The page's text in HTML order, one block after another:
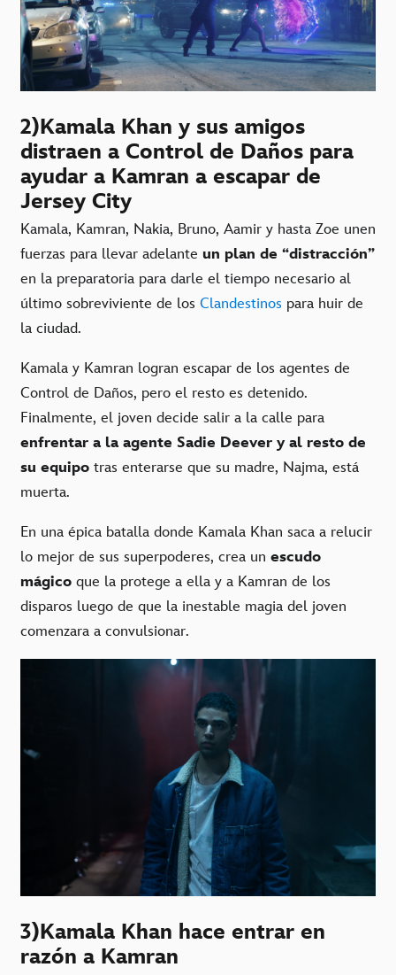
2)Kamala Khan y sus amigos
distraen a Control de Daños para
ayudar a Kamran a escapar de
Jersey City
Kamala, Kamran, Nakia, Bruno, Aamir y hasta Zoe unen
fuerzas para llevar adelante un plan de “distracción”
en la preparatoria para darle el tiempo necesario al
último sobreviviente de los Clandestinos para huir de
la ciudad.
Kamala y Kamran logran escapar de los agentes de
Control de Daños, pero el resto es detenido.
Finalmente, el joven decide salir a la calle para
enfrentar a la agente Sadie Deever y al resto de
su equipo tras enterarse que su madre, Najma, está
muerta.
En una épica batalla donde Kamala Khan saca a relucir
lo mejor de sus superpoderes, crea un escudo
mágico que la protege a ella y a Kamran de los
disparos luego de que la inestable magia del joven
comenzara a convulsionar.
3)Kamala Khan hace entrar en
razón a Kamran